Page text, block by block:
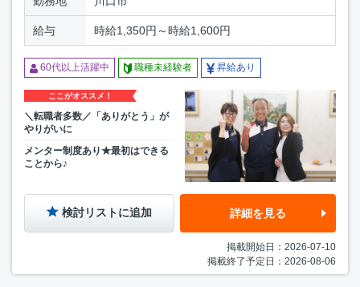
給与 時給1,350円～時給1,600円
60代以上活躍中 職種未経験者 昇給あり
ここがオススメ！
＼転職者多数／「ありがとう」が
やりがいに
メンター制度あり★最初はできる
ことから♪
検討リストに追加 詳細を見る
掲載開始日：2026-07-10
掲載終了予定日：2026-08-06